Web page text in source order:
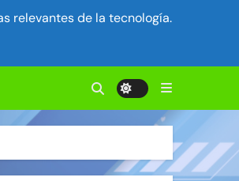
Info
proxy. ~ Segu-Info
relevantes de la tecnología.